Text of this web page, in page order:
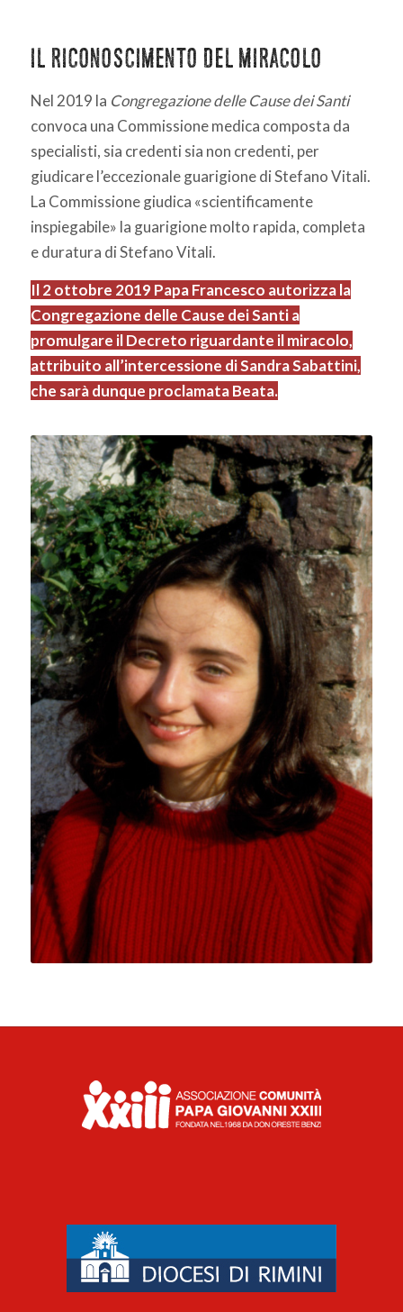
Il riconoscimento del miracolo
Nel 2019 la Congregazione delle Cause dei Santi
convoca una Commissione medica composta da
specialisti, sia credenti sia non credenti, per
giudicare l’eccezionale guarigione di Stefano Vitali.
La Commissione giudica «scientificamente
inspiegabile» la guarigione molto rapida, completa
e duratura di Stefano Vitali.
Il 2 ottobre 2019 Papa Francesco autorizza la
Congregazione delle Cause dei Santi a
promulgare il Decreto riguardante il miracolo,
attribuito all’intercessione di Sandra Sabattini,
che sarà dunque proclamata Beata.